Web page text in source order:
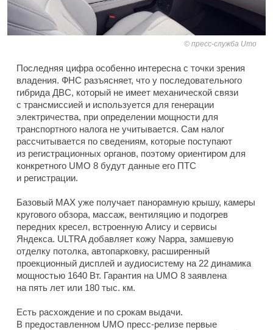
пресс-служба Umo
Последняя цифра особенно интересна с точки зрения
владения. ФНС разъясняет, что у последовательного
гибрида ДВС, который не имеет механической связи
с трансмиссией и используется для генерации
электричества, при определении мощности для
транспортного налога не учитывается. Сам налог
рассчитывается по сведениям, которые поступают
из регистрационных органов, поэтому ориентиром для
конкретного UMO 8 будут данные его ПТС
и регистрации.
Базовый MAX уже получает панорамную крышу, камеры
кругового обзора, массаж, вентиляцию и подогрев
передних кресел, встроенную Алису и сервисы
Яндекса. ULTRA добавляет кожу Nappa, замшевую
отделку потолка, автопарковку, расширенный
проекционный дисплей и аудиосистему на 22 динамика
мощностью 1640 Вт. Гарантия на UMO 8 заявлена
на пять лет или 180 тыс. км.
Есть расхождение и по срокам выдачи.
В предоставленном UMO пресс-релизе первые